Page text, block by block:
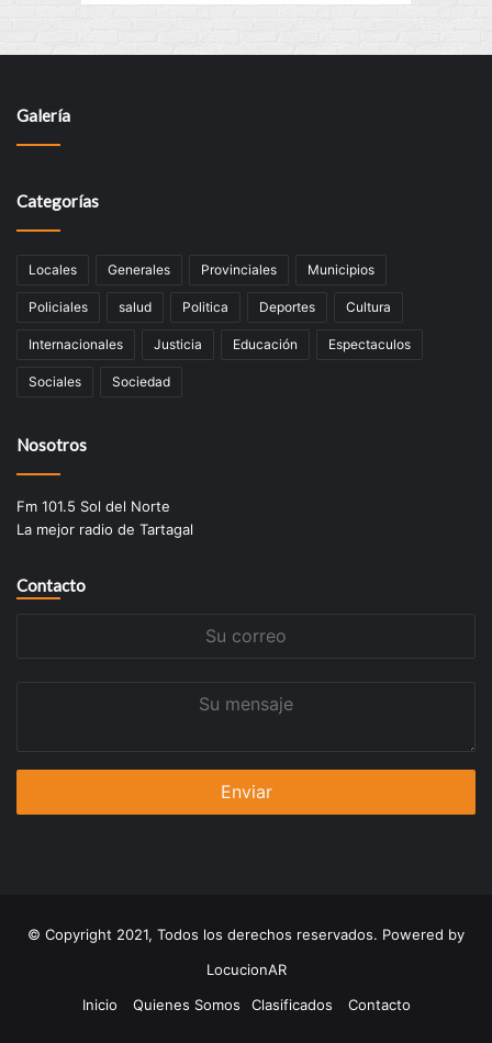
Galería
Categorías
Locales Generales Provinciales Municipios
Policiales salud Politica Deportes Cultura
Internacionales Justicia Educación Espectaculos
Sociales Sociedad
Nosotros
Fm 101.5 Sol del Norte
La mejor radio de Tartagal
Contacto
© Copyright 2021, Todos los derechos reservados. Powered by
LocucionAR
Inicio
Quienes Somos Clasificados Contacto